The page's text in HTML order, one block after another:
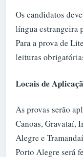
Os candidatos
língua estrangeira
Para a prova de
leituras
Locais de
As provas serão
Canoas, Gravataí,
Alegre e
Porto Alegre será